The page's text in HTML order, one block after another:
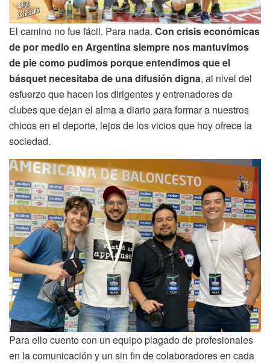
El camino no fue fácil. Para nada. Con crisis económicas
de por medio en Argentina siempre nos mantuvimos
de pie como pudimos porque entendimos que el
básquet necesitaba de una difusión digna, al nivel del
esfuerzo que hacen los dirigentes y entrenadores de
clubes que dejan el alma a diario para formar a nuestros
chicos en el deporte, lejos de los vicios que hoy ofrece la
sociedad.
Para ello cuento con un equipo plagado de profesionales
en la comunicación y un sin fin de colaboradores en cada